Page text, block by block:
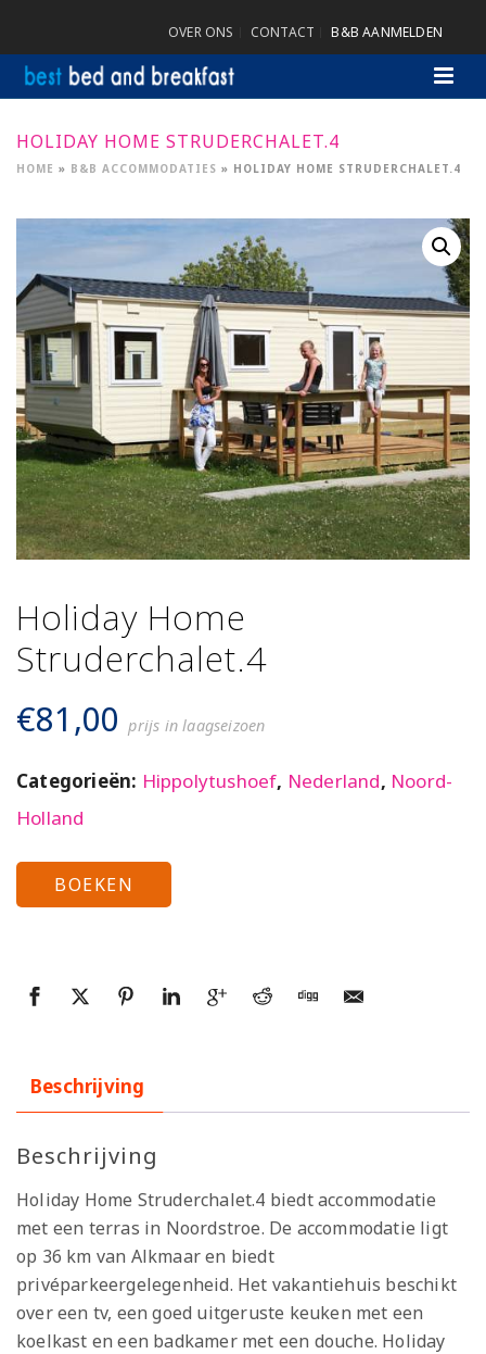
OVER ONS CONTACT B&B AANMELDEN
HOLIDAY HOME STRUDERCHALET.4
HOME » B&B ACCOMMODATIES » HOLIDAY HOME STRUDERCHALET.4
Holiday Home
Struderchalet.4
€81,00 prijs in laagseizoen
Categorieën: Hippolytushoef, Nederland, Noord-
Holland
BOEKEN
Beschrijving
Beschrijving
Holiday Home Struderchalet.4 biedt accommodatie
met een terras in Noordstroe. De accommodatie ligt
op 36 km van Alkmaar en biedt
privéparkeergelegenheid. Het vakantiehuis beschikt
over een tv, een goed uitgeruste keuken met een
koelkast en een badkamer met een douche. Holiday